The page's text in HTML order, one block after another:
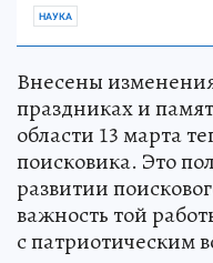
НАУКА
Внесены
праздниках и
области 13 марта
поисковика. Это
развитии
важность той
с патриотическим